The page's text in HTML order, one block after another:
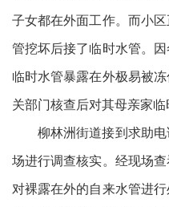
子女都在外面工作。而小
管挖坏后接了临时水管。
临时水管暴露在外极易被
关部门核查后对其母亲家临
柳林洲街道接到求助
场进行调查核实。经现场
对裸露在外的自来水管进